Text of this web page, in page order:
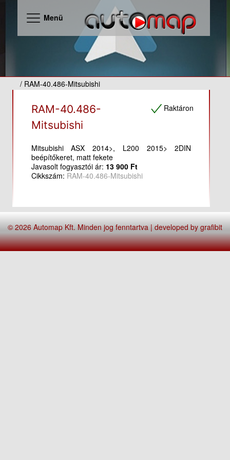
Menü
/ RAM-40.486-Mitsubishi
Raktáron
RAM-40.486-
Mitsubishi
Mitsubishi ASX 2014>, L200 2015> 2DIN
beépítőkeret, matt fekete
Javasolt fogyasztói ár: 13 900 Ft
Cikkszám: RAM-40.486-Mitsubishi
© 2026 Automap Kft. Minden jog fenntartva | developed bygrafibit